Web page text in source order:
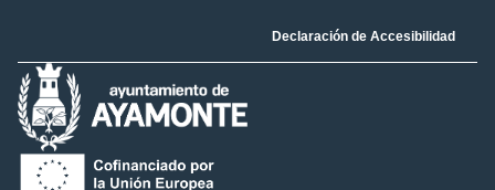
Declaración de Accesibilidad